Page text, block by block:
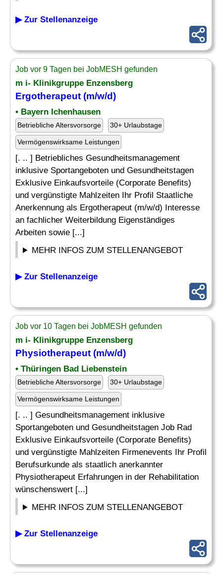
▶ Zur Stellenanzeige
Job vor 9 Tagen bei JobMESH gefunden
m i- Klinikgruppe Enzensberg
Ergotherapeut (m/w/d)
• Bayern Ichenhausen
Betriebliche Altersvorsorge 30+ Urlaubstage
Vermögenswirksame Leistungen
[. .. ] Betriebliches Gesundheitsmanagement
inklusive Sportangeboten und Gesundheitstagen
Exklusive Einkaufsvorteile (Corporate Benefits)
und vergünstigte Mahlzeiten Ihr Profil Staatliche
Anerkennung als Ergotherapeut (m/w/d) Interesse
an fachlicher Weiterbildung Eigenständiges
Arbeiten sowie [...]
MEHR INFOS ZUM STELLENANGEBOT
▶ Zur Stellenanzeige
Job vor 10 Tagen bei JobMESH gefunden
m i- Klinikgruppe Enzensberg
Physiotherapeut (m/w/d)
• Thüringen Bad Liebenstein
Betriebliche Altersvorsorge 30+ Urlaubstage
Vermögenswirksame Leistungen
[. .. ] Gesundheitsmanagement inklusive
Sportangeboten und Gesundheitstagen Job Rad
Exklusive Einkaufsvorteile (Corporate Benefits)
und vergünstigte Mahlzeiten Firmenevents Ihr Profil
Berufsurkunde als staatlich anerkannter
Physiotherapeut Erfahrungen in der Rehabilitation
wünschenswert [...]
MEHR INFOS ZUM STELLENANGEBOT
▶ Zur Stellenanzeige